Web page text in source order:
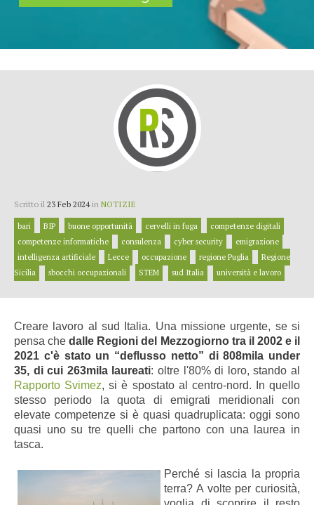
Scritto il 23 Feb 2024in NOTIZIE
bari BIP buone opportunità cervelli in fuga
competenze digitali
competenze informatiche
consulenza cyber security
emigrazione
intelligenza artificiale
Lecce occupazione regione Puglia
Regione
Sicilia
sbocchi occupazionali STEM sud Italia università e lavoro
Creare lavoro al sud Italia. Una missione urgente, se si
pensa chedalle Regioni del Mezzogiorno tra il 2002 e il
2021 c'è stato un “deflusso netto” di 808mila under
35, di cui 263mila laureati: oltre l'80% di loro, stando al
Rapporto Svimez, si è spostato al centro-nord. In quello
stesso periodo la quota di emigrati meridionali con
elevate competenze si è quasi quadruplicata: oggi sono
quasi uno su tre quelli che partono con una laurea in
tasca.
Perché si lascia la propria
terra? A volte per curiosità,